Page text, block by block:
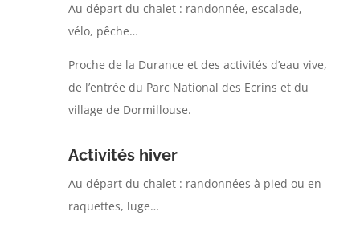
Au départ du chalet : randonnée, escalade,
vélo, pêche…
Proche de la Durance et des activités d’eau vive,
de l’entrée du Parc National des Ecrins et du
village de Dormillouse.
Activités hiver
Au départ du chalet : randonnées à pied ou en
raquettes, luge…